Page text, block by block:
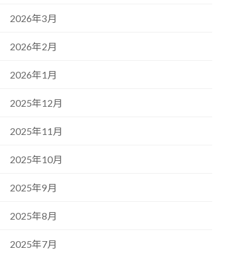
2026年3月
2026年2月
2026年1月
2025年12月
2025年11月
2025年10月
2025年9月
2025年8月
2025年7月